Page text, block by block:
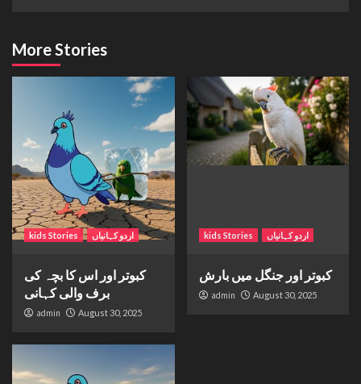
More Stories
kids Stories اردو کہانیاں
کبوتر اور اس کا بچہ کی
برف والی کہانی
admin August 30, 2025
kids Stories اردو کہانیاں
کبوتر اور جنگل میں بارش
admin August 30, 2025